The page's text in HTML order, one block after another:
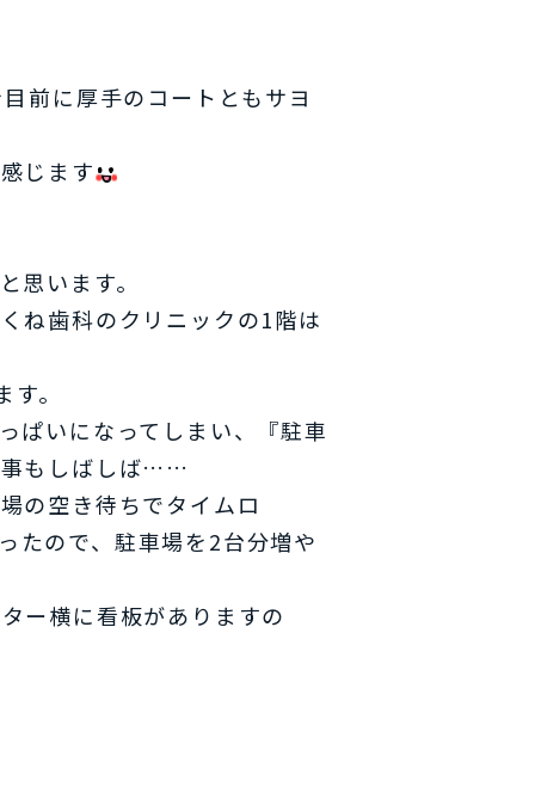
前に厚手のコートともサヨ
じます
思います。
ね歯科のクリニックの1階は
。
ぱいになってしまい、『駐車
事もしばしば……
の空き待ちでタイムロ
たので、駐車場を2台分増や
ー横に看板がありますの